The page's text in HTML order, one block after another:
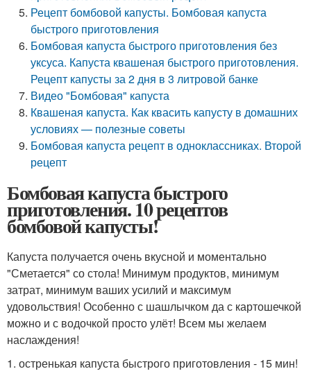
Рецепт бомбовой капусты. Бомбовая капуста
быстрого приготовления
Бомбовая капуста быстрого приготовления без
уксуса. Капуста квашеная быстрого приготовления.
Рецепт капусты за 2 дня в 3 литровой банке
Видео "Бомбовая" капуста
Квашеная капуста. Как квасить капусту в домашних
условиях — полезные советы
Бомбовая капуста рецепт в одноклассниках. Второй
рецепт
Бомбовая капуста быстрого
приготовления. 10 рецептов
бомбовой капусты!
Капуста получается очень вкусной и моментально
"Сметается" со стола! Минимум продуктов, минимум
затрат, минимум ваших усилий и максимум
удовольствия! Особенно с шашлычком да с картошечкой
можно и с водочкой просто улёт! Всем мы желаем
наслаждения!
1. остренькая капуста быстрого приготовления - 15 мин!